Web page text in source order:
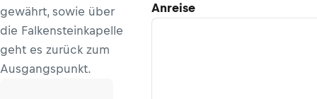
gewährt, sowie über
die Falkensteinkapelle
geht es zurück zum
Ausgangspunkt.
Anreise